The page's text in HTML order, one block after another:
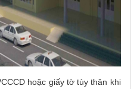
hoặc giấy tờ tùy thân khi